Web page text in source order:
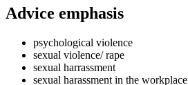
Advice emphasis
psychological violence
sexual violence/ rape
sexual harrassment
sexual harassment in the workplace